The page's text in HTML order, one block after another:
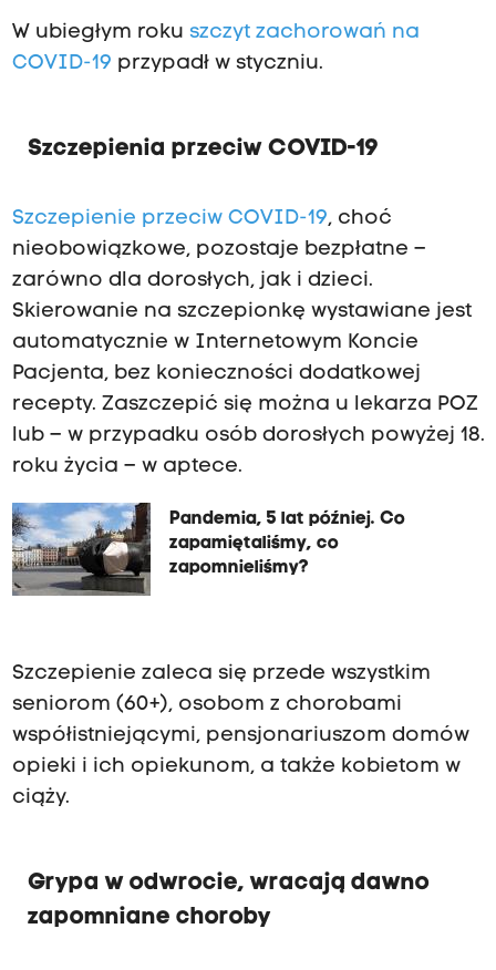
W ubiegłym roku szczyt zachorowań na
COVID-19 przypadł w styczniu.
Szczepienia przeciw COVID-19
Szczepienie przeciw COVID-19, choć
nieobowiązkowe, pozostaje bezpłatne –
zarówno dla dorosłych, jak i dzieci.
Skierowanie na szczepionkę wystawiane jest
automatycznie w Internetowym Koncie
Pacjenta, bez konieczności dodatkowej
recepty. Zaszczepić się można u lekarza POZ
lub – w przypadku osób dorosłych powyżej 18.
roku życia – w aptece.
Pandemia, 5 lat później. Co
zapamiętaliśmy, co
zapomnieliśmy?
Szczepienie zaleca się przede wszystkim
seniorom (60+), osobom z chorobami
współistniejącymi, pensjonariuszom domów
opieki i ich opiekunom, a także kobietom w
ciąży.
Grypa w odwrocie, wracają dawno
zapomniane choroby